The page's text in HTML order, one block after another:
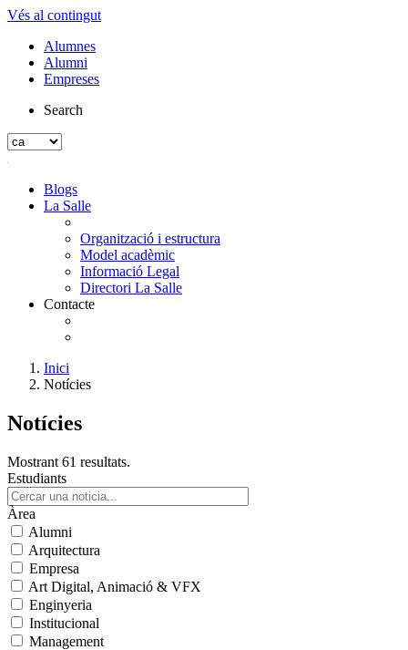
Vés al contingut
Alumnes
Alumni
Empreses
Search
Blogs
La Salle
Organització i estructura
Model acadèmic
Informació Legal
Directori La Salle
Contacte
Inici
Notícies
Notícies
Mostrant 61 resultats.
Estudiants
Àrea
Alumni
Arquitectura
Empresa
Art Digital, Animació & VFX
Enginyeria
Institucional
Management